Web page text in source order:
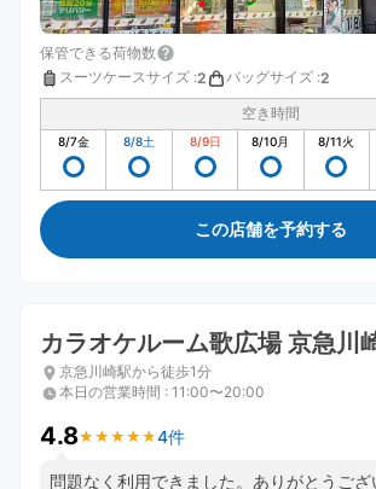
保管できる荷物数
スーツケースサイズ :2 バッグサイズ :2
空き時間
8/7金 8/8土 8/9日 8/10月 8/11火
この店舗を予約する
カラオケルーム歌広場 京急川
京急川崎駅から徒歩1分
本日の営業時間 : 11:00〜20:00
4.8★ ★ ★ ★ ★
★ ★ ★ ★ ★ 4件
問題なく利用できました。ありがとうござ